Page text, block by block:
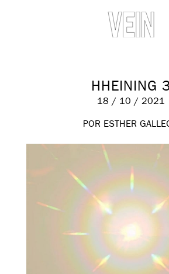
HHEINING
18 / 10 / 2021
POR ESTHER